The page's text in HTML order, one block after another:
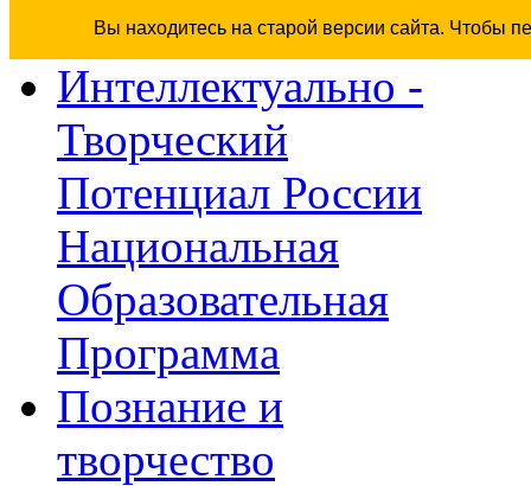
Вы находитесь на старой версии сайта. Чтобы
Интеллектуально -
Творческий
Потенциал России
Национальная
Образовательная
Программа
Познание и
творчество